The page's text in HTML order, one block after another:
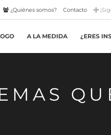
¿Quiénes somos? Contacto
A LA MEDIDA ¿ERES